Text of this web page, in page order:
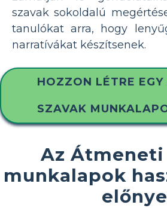
szavak sokoldalú
tanulókat arra, hogy
narratívákat készítsenek.
HOZZON LÉTRE
SZAVAK
Az Átmeneti
munkalapok